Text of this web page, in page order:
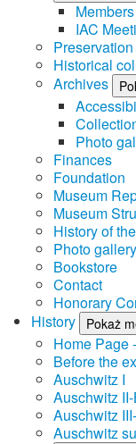
IAC
Preservation
Historical
Archives
Photo
Finances
Foundation
Museum
Museum
History of
Photo gallery
Bookstore
Contact
Honorary
History
Pokaż
Home Page
Before the
Auschwitz I
Auschwitz
Auschwitz
Auschwitz